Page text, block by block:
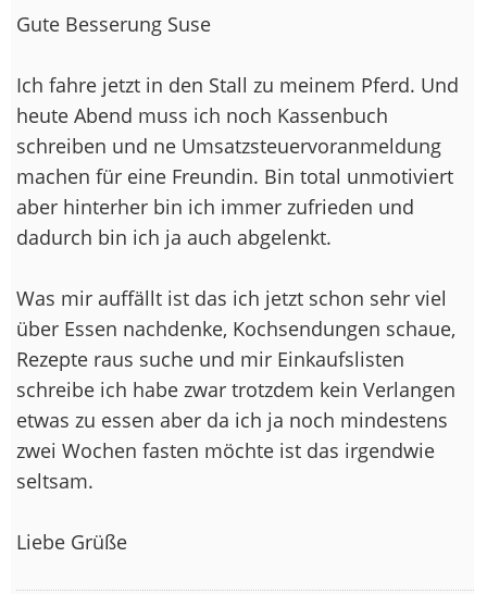
Gute Besserung Suse
Ich fahre jetzt in den Stall zu meinem Pferd. Und
heute Abend muss ich noch Kassenbuch
schreiben und ne Umsatzsteuervoranmeldung
machen für eine Freundin. Bin total unmotiviert
aber hinterher bin ich immer zufrieden und
dadurch bin ich ja auch abgelenkt.
Was mir auffällt ist das ich jetzt schon sehr viel
über Essen nachdenke, Kochsendungen schaue,
Rezepte raus suche und mir Einkaufslisten
schreibe ich habe zwar trotzdem kein Verlangen
etwas zu essen aber da ich ja noch mindestens
zwei Wochen fasten möchte ist das irgendwie
seltsam.
Liebe Grüße